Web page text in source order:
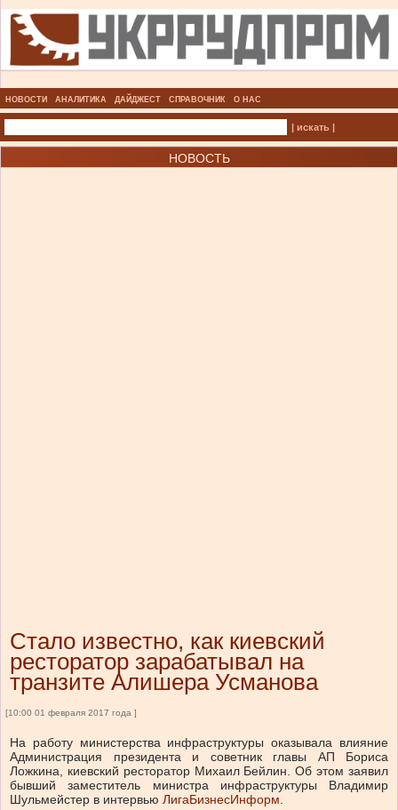
НОВОСТИ АНАЛИТИКА ДАЙДЖЕСТ СПРАВОЧНИК О НАС
| искать |
НОВОСТЬ
Стало известно, как киевский
ресторатор зарабатывал на
транзите Алишера Усманова
[10:00 01 февраля 2017 года ]
На работу министерства инфраструктуры оказывала влияние
Администрация президента и советник главы АП Бориса
Ложкина, киевский ресторатор Михаил Бейлин. Об этом заявил
бывший заместитель министра инфраструктуры Владимир
Шульмейстер в интервью ЛигаБизнесИнформ.